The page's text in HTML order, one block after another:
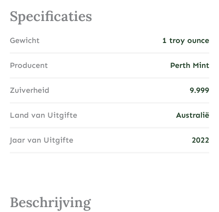
Specificaties
Gewicht 1 troy ounce
Producent Perth Mint
Zuiverheid 9.999
Land van Uitgifte Australië
Jaar van Uitgifte 2022
Beschrijving